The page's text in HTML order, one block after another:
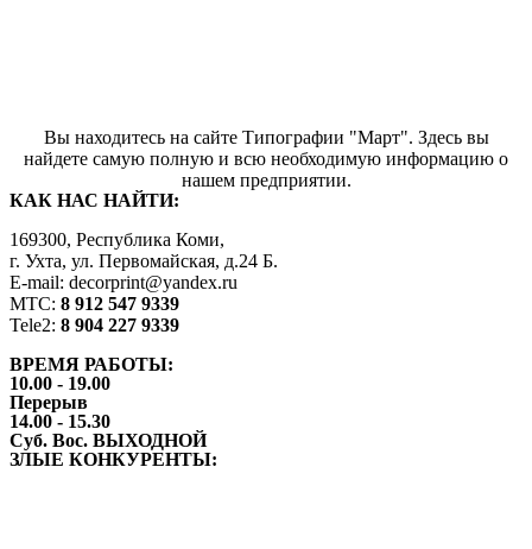
Вы находитесь на сайте Типографии "Март". Здесь вы
найдете самую полную и всю необходимую информацию о
нашем предприятии.
КАК НАС НАЙТИ:
169300, Республика Коми,
г. Ухта, ул. Первомайская, д.24 Б.
E-mail: decorprint@yandex.ru
МТС: 8 912 547 9339
Tele2: 8 904 227 9339
ВРЕМЯ РАБОТЫ:
10.00 - 19.00
Перерыв
14.00 - 15.30
Суб. Вос. ВЫХОДНОЙ
ЗЛЫЕ КОНКУРЕНТЫ: